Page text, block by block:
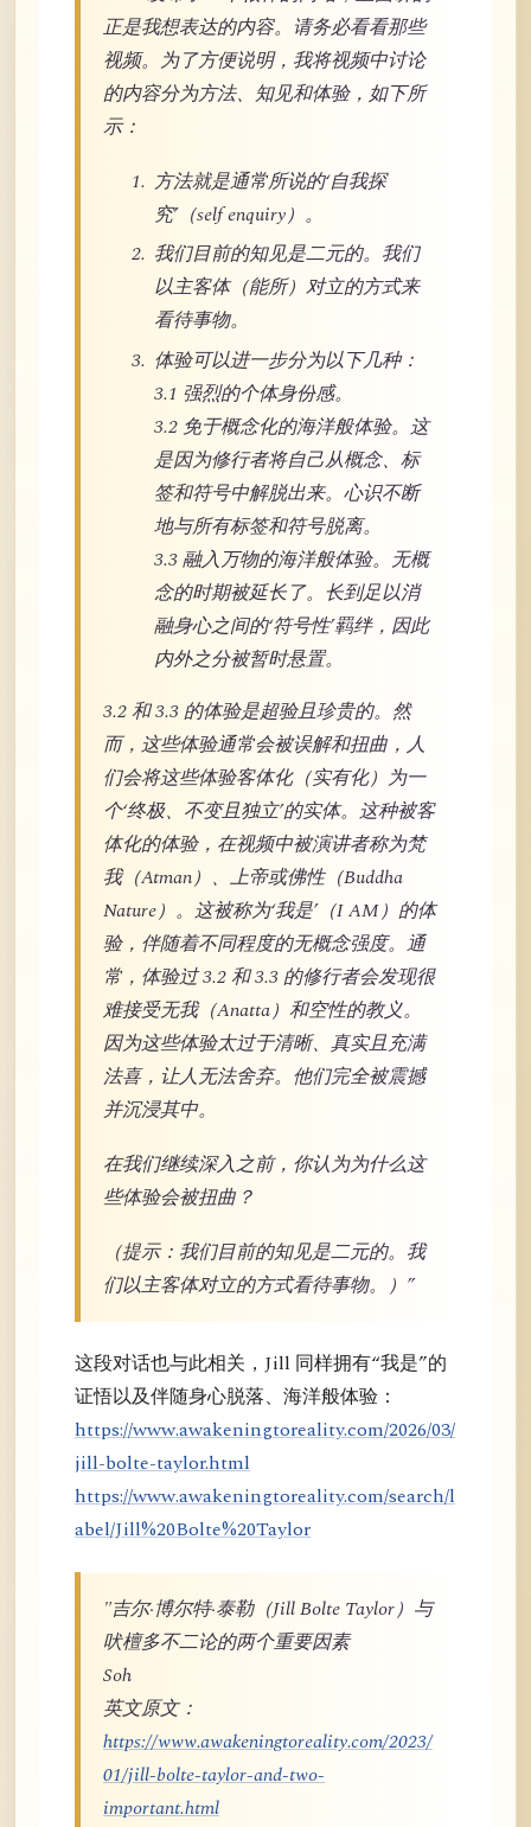
正是我想表达的内容。请务必看看那些
视频。为了方便说明，我将视频中讨论
的内容分为方法、知见和体验，如下所
示：
方法就是通常所说的‘自我探
究’（self enquiry）。
我们目前的知见是二元的。我们
以主客体（能所）对立的方式来
看待事物。
体验可以进一步分为以下几种：
3.1 强烈的个体身份感。
3.2 免于概念化的海洋般体验。这
是因为修行者将自己从概念、标
签和符号中解脱出来。心识不断
地与所有标签和符号脱离。
3.3 融入万物的海洋般体验。无概
念的时期被延长了。长到足以消
融身心之间的‘符号性’羁绊，因此
内外之分被暂时悬置。
3.2 和 3.3 的体验是超验且珍贵的。然
而，这些体验通常会被误解和扭曲，人
们会将这些体验客体化（实有化）为一
个‘终极、不变且独立’的实体。这种被客
体化的体验，在视频中被演讲者称为梵
我（Atman）、上帝或佛性（Buddha
Nature）。这被称为‘我是’（I AM）的体
验，伴随着不同程度的无概念强度。通
常，体验过 3.2 和 3.3 的修行者会发现很
难接受无我（Anatta）和空性的教义。
因为这些体验太过于清晰、真实且充满
法喜，让人无法舍弃。他们完全被震撼
并沉浸其中。
在我们继续深入之前，你认为为什么这
些体验会被扭曲？
（提示：我们目前的知见是二元的。我
们以主客体对立的方式看待事物。）”
这段对话也与此相关，Jill 同样拥有“我是”的
证悟以及伴随身心脱落、海洋般体验：
https://www.awakeningtoreality.com/2026/03/
jill-bolte-taylor.html
https://www.awakeningtoreality.com/search/l
abel/Jill%20Bolte%20Taylor
"吉尔·博尔特·泰勒（Jill Bolte Taylor）与
吠檀多不二论的两个重要因素
Soh
英文原文：
https://www.awakeningtoreality.com/2023/
01/jill-bolte-taylor-and-two-
important.html